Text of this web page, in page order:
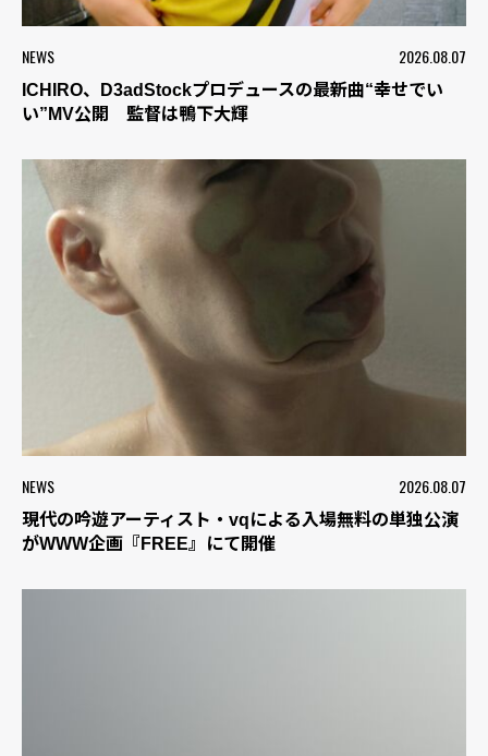
NEWS 2026.08.07
ICHIRO、D3adStockプロデュースの最新曲“幸せでい
い”MV公開 監督は鴨下大輝
NEWS 2026.08.07
現代の吟遊アーティスト・vqによる入場無料の単独公演
がWWW企画『FREE』にて開催